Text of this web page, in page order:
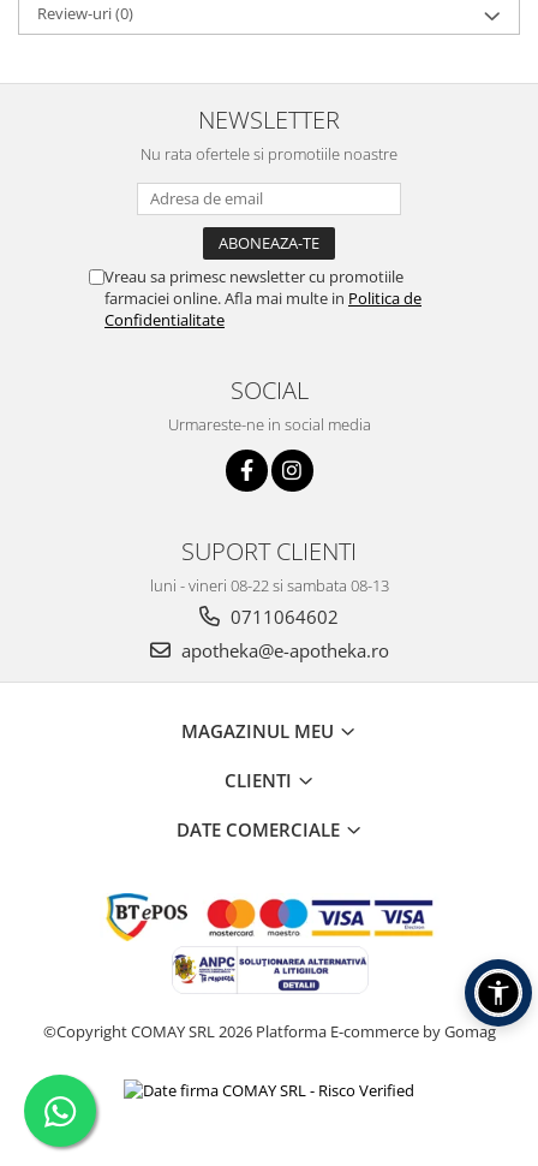
Review-uri(0)
NEWSLETTER
Nu rata ofertele si promotiile noastre
Vreau sa primesc newsletter cu promotiile
farmaciei online. Afla mai multe in Politica de
Confidentialitate
SOCIAL
Urmareste-ne in social media
SUPORT CLIENTI
luni - vineri 08-22 si sambata 08-13
0711064602
apotheka@e-apotheka.ro
MAGAZINUL MEU
CLIENTI
DATE COMERCIALE
©Copyright COMAY SRL 2026 Platforma E-commerce by Gomag